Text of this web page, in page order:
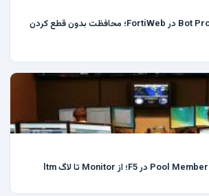
Rate Limit و Bot Protection در FortiWeb؛ محافظت بدون قطع کردن